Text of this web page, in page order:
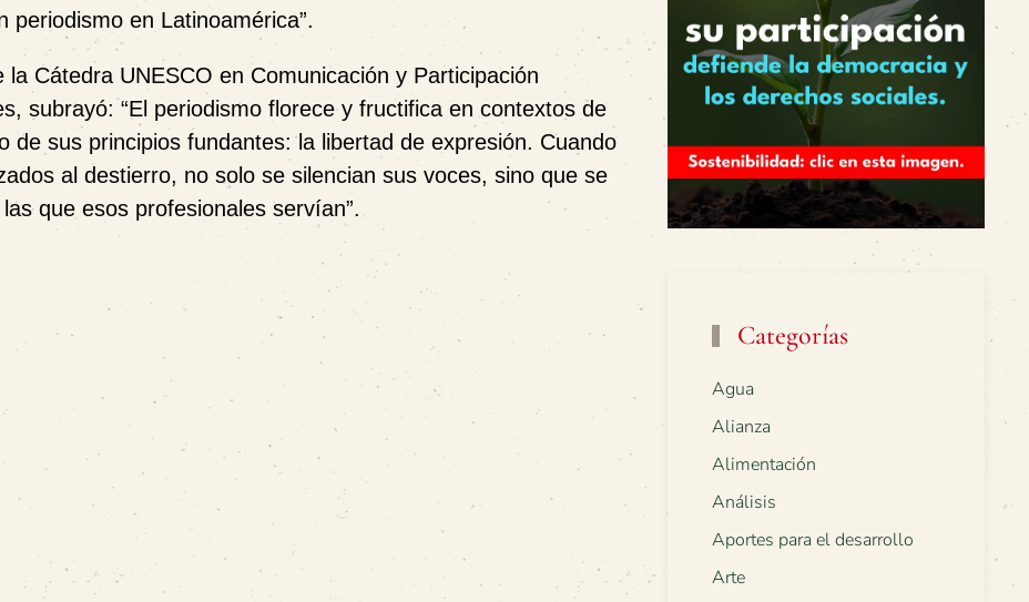
en Latinoamérica”.
Cátedra UNESCO en Comunicación y Participación
subrayó: “El periodismo florece y fructifica en contextos de
de sus principios fundantes: la libertad de expresión. Cuando
al destierro, no solo se silencian sus voces, sino que se
que esos profesionales servían”.
Categorías
Agua
Alianza
Alimentación
Análisis
Aportes para el desarrollo
Arte